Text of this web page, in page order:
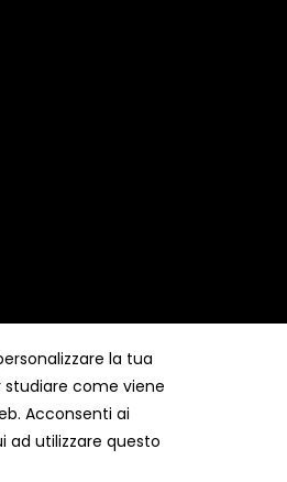
SolutionbySTUDIO
la tua
come viene
Acconsenti ai
ad utilizzare questo